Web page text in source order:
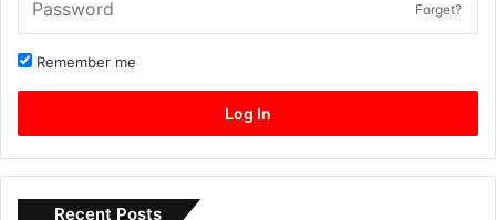
Forget?
Remember me
Log In
Recent Posts